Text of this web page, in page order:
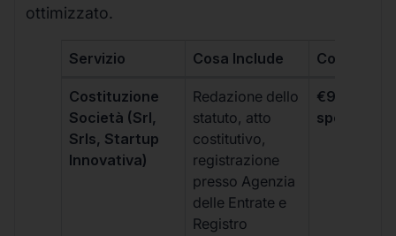
ottimizzato.
Servizio Cosa Include Costo
Costituzione
Società (Srl,
Srls, Startup
Innovativa)
Redazione dello
statuto, atto
costitutivo,
registrazione
presso Agenzia
delle Entrate e
Registro
€99 + IVA
spese